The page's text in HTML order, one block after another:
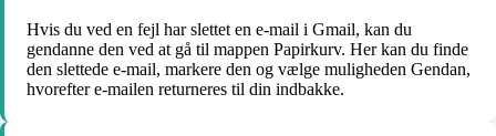
Hvis du ved en fejl har slettet en e-mail i Gmail, kan du
gendanne den ved at gå til mappen Papirkurv. Her kan du finde
den slettede e-mail, markere den og vælge muligheden Gendan,
hvorefter e-mailen returneres til din indbakke.